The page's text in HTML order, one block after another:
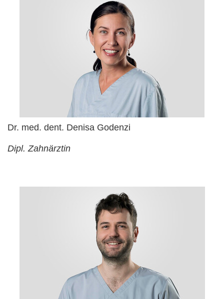
Dr. med. dent. Denisa Godenzi
Dipl. Zahnärztin